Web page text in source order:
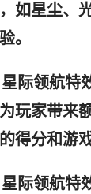
如星尘、
。
际领航特
玩家带来
得分和游戏
际领航特